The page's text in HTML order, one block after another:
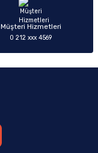
Müşteri Hizmetleri
0 212 xxx 4569